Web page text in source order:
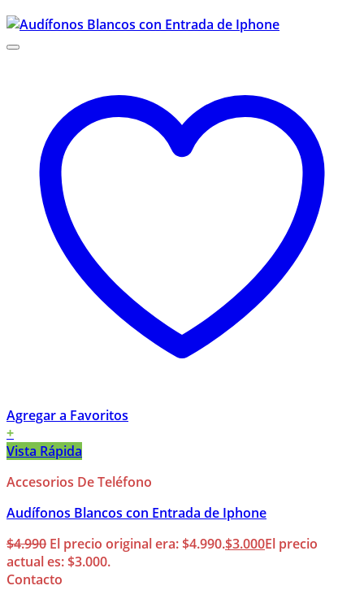
Agregar a Favoritos
+
Vista Rápida
Accesorios De Teléfono
Audífonos Blancos con Entrada de Iphone
$4.990 El precio original era: $4.990.$3.000El precio
actual es: $3.000.
Contacto